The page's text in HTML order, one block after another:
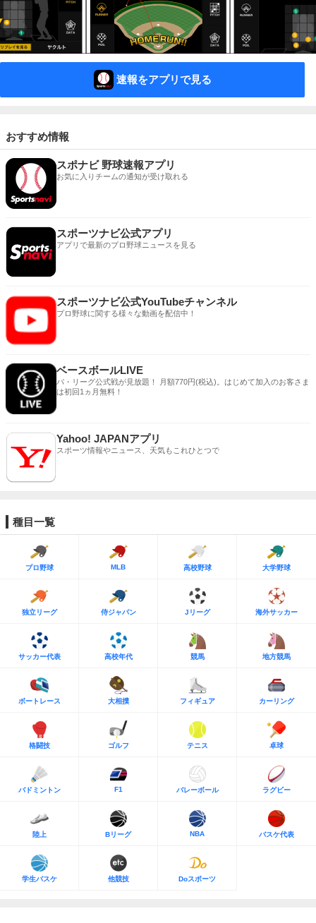
速報をアプリで見る
おすすめ情報
スポナビ 野球速報アプリ
お気に入りチームの通知が受け取れる
スポーツナビ公式アプリ
アプリで最新のプロ野球ニュースを見る
スポーツナビ公式YouTubeチャンネル
プロ野球に関する様々な動画を配信中！
ベースボールLIVE
パ・リーグ公式戦が見放題！ 月額770円(税込)。はじめて加入のお客さま
は初回1ヵ月無料！
Yahoo! JAPANアプリ
スポーツ情報やニュース、天気もこれひとつで
種目一覧
プロ野球 MLB 高校野球 大学野球
独立リーグ 侍ジャパン Jリーグ 海外サッカー
サッカー代表 高校年代 競馬 地方競馬
ボートレース 大相撲 フィギュア カーリング
格闘技 ゴルフ テニス 卓球
バドミントン F1 バレーボール ラグビー
陸上 Bリーグ NBA バスケ代表
学生バスケ 他競技 Doスポーツ